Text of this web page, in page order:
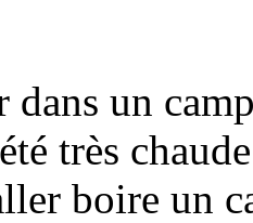
dans un
très
boire un